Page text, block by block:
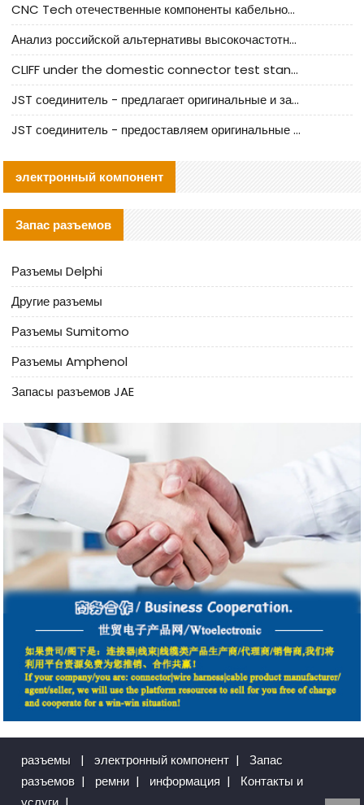
CNC Tech отечественные компоненты кабельной арматуры оценка и руководство по производственному внедрению
Анализ российской альтернативы высокочастотных кабельных колодцев I-PEX
CLIFF under the domestic connector test standard update
JST соединитель - предлагает оригинальные и заменяющие JST NSHR-02V-S соединители
JST соединитель - предоставляем оригинальные JST GHR-09V-S соединители и их аналоги
электронный компонент
Запас разъемов
Разъемы Delphi
Другие разъемы
Разъемы Sumitomo
Разъемы Amphenol
Запасы разъемов JAE
разъемы | электронный компонент |
Запас
разъемов | ремни | информация |
Контакты и